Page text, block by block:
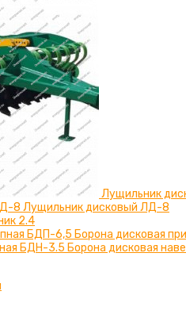
Лущильник
Лущильник дисковый ЛД-8
2.4
Борона дисковая
Борона дисковая